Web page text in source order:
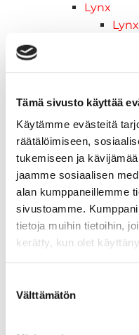
Tämä sivusto käyttää
Käytämme evästeitä
räätälöimiseen,
tukemiseen ja
jaamme sosiaalisen
alan kumppaneillemme
sivustoamme.
tietoja muihin tietoihin,
kerätty, kun olet
valinta
Välttämätön
Lynx
Ski-Doo
Ski-
Vapaa-aika
Mönkijät